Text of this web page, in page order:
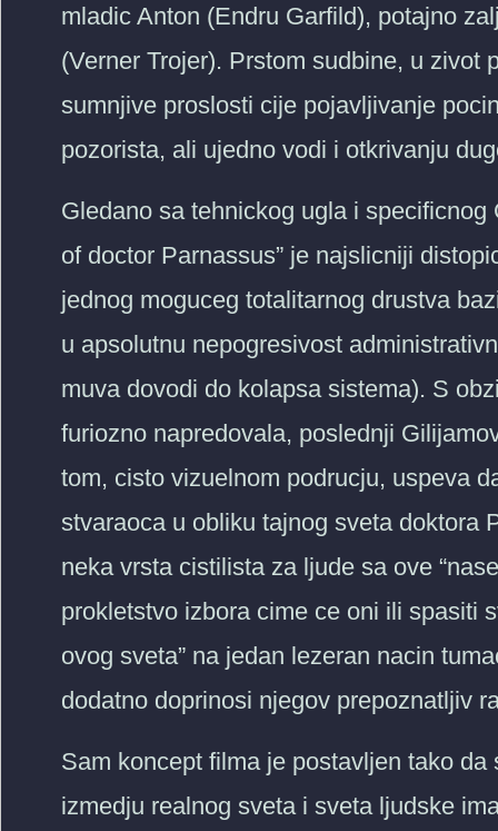
mladic Anton (Endru Garfild), potajno
(Verner Trojer). Prstom sudbine, u zivot
sumnjive proslosti cije pojavljivanje
pozorista, ali ujedno vodi i otkrivanju
Gledano sa tehnickog ugla i
of doctor Parnassus” je najslicniji
jednog moguceg totalitarnog drustva
u apsolutnu nepogresivost
muva dovodi do kolapsa sistema). S
furiozno napredovala, poslednji
tom, cisto vizuelnom podrucju, uspeva
stvaraoca u obliku tajnog sveta doktora
neka vrsta cistilista za ljude sa ove
prokletstvo izbora cime ce oni ili spasiti
ovog sveta” na jedan lezeran nacin
dodatno doprinosi njegov prepoznatljiv
Sam koncept filma je postavljen tako
izmedju realnog sveta i sveta ljudske